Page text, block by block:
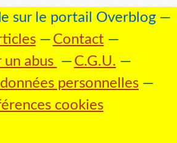
sur le portail Overblog
Contact
un abus
C.G.U.
personnelles
cookies